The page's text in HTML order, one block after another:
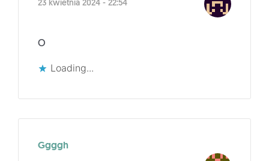
23 kwietnia 2024 - 22:54
O
Loading...
Ggggh